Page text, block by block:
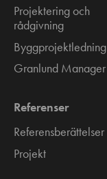
Projektering och
rådgivning
Byggprojektledning
Granlund Manager
Referenser
Referensberättelser
Projekt